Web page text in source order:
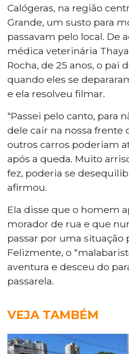
Calógeras, na região
Grande, um susto para
passavam pelo local. De
médica veterinária
Rocha, de 25 anos, o pai
quando eles se
e ela resolveu filmar.
“Passei pelo canto, para
dele cair na nossa frente
outros carros poderiam
após a queda. Muito
fez, poderia se
afirmou.
Ela disse que o homem
morador de rua e que
passar por uma situação
Felizmente, o
aventura e desceu do
passarela.
VEJA TAMBÉM